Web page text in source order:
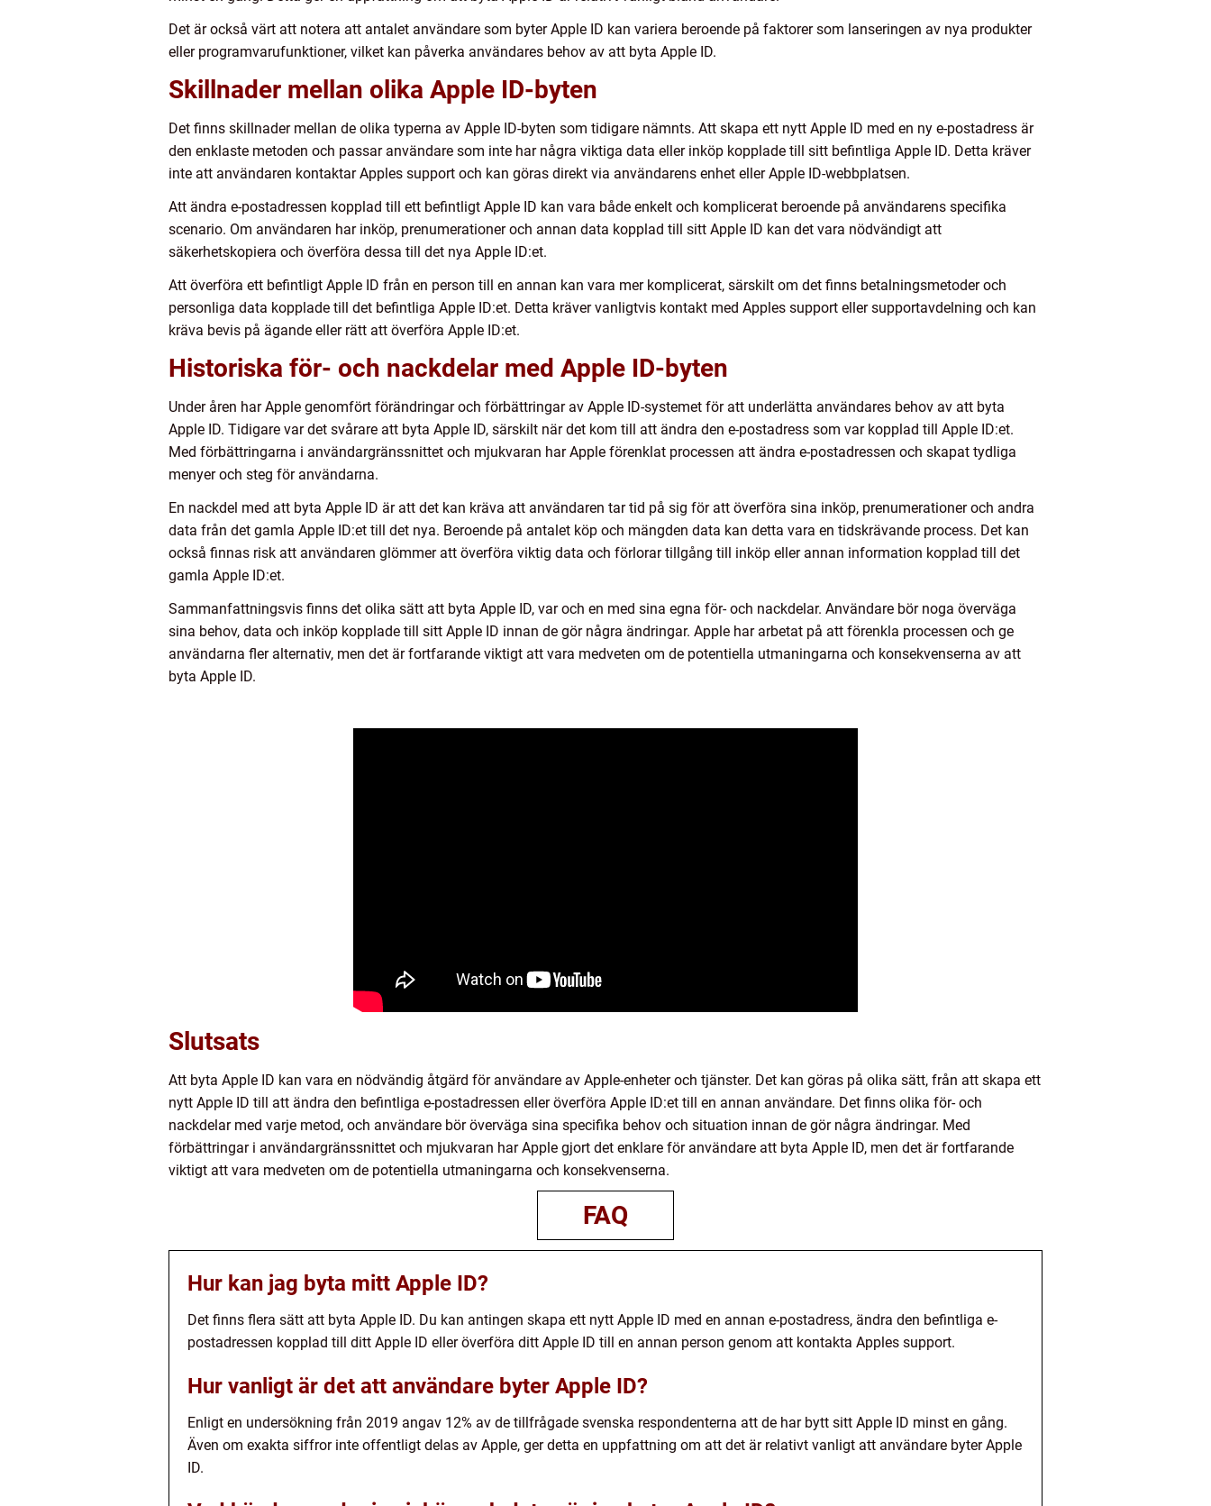
Det är också värt att notera att antalet användare som byter Apple ID kan variera beroende på faktorer som lanseringen av nya produkter
eller programvarufunktioner, vilket kan påverka användares behov av att byta Apple ID.
Skillnader mellan olika Apple ID-byten
Det finns skillnader mellan de olika typerna av Apple ID-byten som tidigare nämnts. Att skapa ett nytt Apple ID med en ny e-postadress är
den enklaste metoden och passar användare som inte har några viktiga data eller inköp kopplade till sitt befintliga Apple ID. Detta kräver
inte att användaren kontaktar Apples support och kan göras direkt via användarens enhet eller Apple ID-webbplatsen.
Att ändra e-postadressen kopplad till ett befintligt Apple ID kan vara både enkelt och komplicerat beroende på användarens specifika
scenario. Om användaren har inköp, prenumerationer och annan data kopplad till sitt Apple ID kan det vara nödvändigt att
säkerhetskopiera och överföra dessa till det nya Apple ID:et.
Att överföra ett befintligt Apple ID från en person till en annan kan vara mer komplicerat, särskilt om det finns betalningsmetoder och
personliga data kopplade till det befintliga Apple ID:et. Detta kräver vanligtvis kontakt med Apples support eller supportavdelning och kan
kräva bevis på ägande eller rätt att överföra Apple ID:et.
Historiska för- och nackdelar med Apple ID-byten
Under åren har Apple genomfört förändringar och förbättringar av Apple ID-systemet för att underlätta användares behov av att byta
Apple ID. Tidigare var det svårare att byta Apple ID, särskilt när det kom till att ändra den e-postadress som var kopplad till Apple ID:et.
Med förbättringarna i användargränssnittet och mjukvaran har Apple förenklat processen att ändra e-postadressen och skapat tydliga
menyer och steg för användarna.
En nackdel med att byta Apple ID är att det kan kräva att användaren tar tid på sig för att överföra sina inköp, prenumerationer och andra
data från det gamla Apple ID:et till det nya. Beroende på antalet köp och mängden data kan detta vara en tidskrävande process. Det kan
också finnas risk att användaren glömmer att överföra viktig data och förlorar tillgång till inköp eller annan information kopplad till det
gamla Apple ID:et.
Sammanfattningsvis finns det olika sätt att byta Apple ID, var och en med sina egna för- och nackdelar. Användare bör noga överväga
sina behov, data och inköp kopplade till sitt Apple ID innan de gör några ändringar. Apple har arbetat på att förenkla processen och ge
användarna fler alternativ, men det är fortfarande viktigt att vara medveten om de potentiella utmaningarna och konsekvenserna av att
byta Apple ID.
Slutsats
Att byta Apple ID kan vara en nödvändig åtgärd för användare av Apple-enheter och tjänster. Det kan göras på olika sätt, från att skapa ett
nytt Apple ID till att ändra den befintliga e-postadressen eller överföra Apple ID:et till en annan användare. Det finns olika för- och
nackdelar med varje metod, och användare bör överväga sina specifika behov och situation innan de gör några ändringar. Med
förbättringar i användargränssnittet och mjukvaran har Apple gjort det enklare för användare att byta Apple ID, men det är fortfarande
viktigt att vara medveten om de potentiella utmaningarna och konsekvenserna.
FAQ
Hur kan jag byta mitt Apple ID?
Det finns flera sätt att byta Apple ID. Du kan antingen skapa ett nytt Apple ID med en annan e-postadress, ändra den befintliga e-
postadressen kopplad till ditt Apple ID eller överföra ditt Apple ID till en annan person genom att kontakta Apples support.
Hur vanligt är det att användare byter Apple ID?
Enligt en undersökning från 2019 angav 12% av de tillfrågade svenska respondenterna att de har bytt sitt Apple ID minst en gång.
Även om exakta siffror inte offentligt delas av Apple, ger detta en uppfattning om att det är relativt vanligt att användare byter Apple
ID.